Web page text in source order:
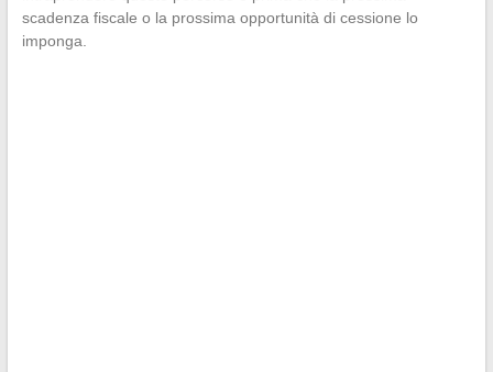
scadenza fiscale o la prossima opportunità di cessione lo
imponga.